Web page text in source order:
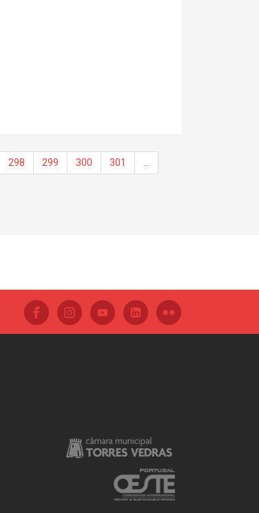
298 299 300 301